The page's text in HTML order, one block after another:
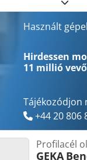
Használt
Hirdessen
11 millió vevő
Tájékozódjon
+44 20 806
Profilacél
GEKA